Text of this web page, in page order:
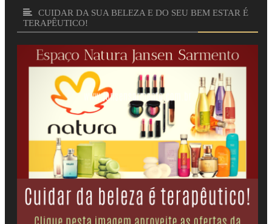
CUIDAR DA SUA BELEZA E DO SEU BEM ESTAR É
TERAPÊUTICO!